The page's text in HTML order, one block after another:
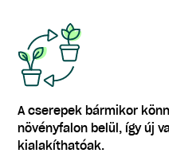
A cserepek bármikor
növényfalon belül, így új
kialakíthatóak.